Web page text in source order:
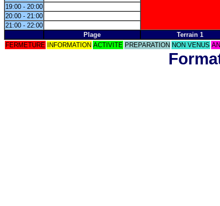
19:00 - 20:00
20:00 - 21:00
21:00 - 22:00
Plage
Terrain 1
FERMETURE
INFORMATION ACTIVITE PREPARATION NON VENUS